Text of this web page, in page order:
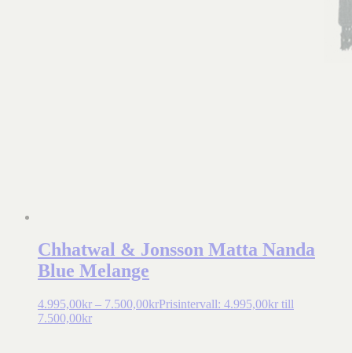
Chhatwal & Jonsson Matta Nanda
Blue Melange
4.995,00kr – 7.500,00krPrisintervall: 4.995,00kr till
7.500,00kr